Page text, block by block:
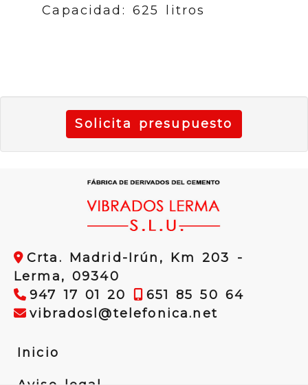
Capacidad: 625 litros
Solicita presupuesto
Crta. Madrid-Irún, Km 203 -
Lerma,09340
947 17 01 20
651 85 50 64
vibradosl
telefonica.netvibradosl
Inicio